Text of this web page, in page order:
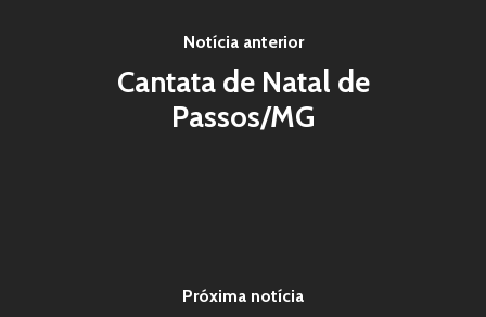
Notícia anterior
Cantata de Natal de
Passos/MG
Próxima notícia